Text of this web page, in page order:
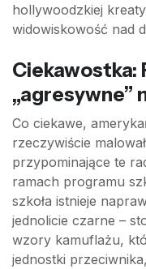
hollywoodzkiej
widowiskowość nad
Ciekawostka:
„agresywne”
Co ciekawe,
rzeczywiście
przypominające te
ramach programu
szkoła istnieje
jednolicie czarne –
wzory kamuflażu,
jednostki